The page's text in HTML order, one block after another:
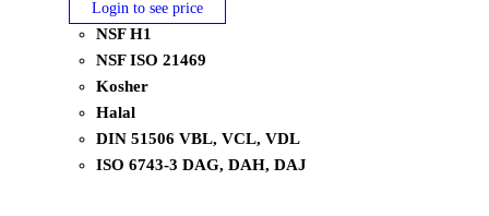
Login to see price
NSF H1
NSF ISO 21469
Kosher
Halal
DIN 51506 VBL, VCL, VDL
ISO 6743-3 DAG, DAH, DAJ